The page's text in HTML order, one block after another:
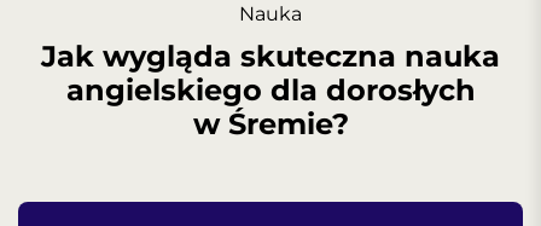
Nauka
Jak wygląda skuteczna nauka
angielskiego dla dorosłych
w Śremie?